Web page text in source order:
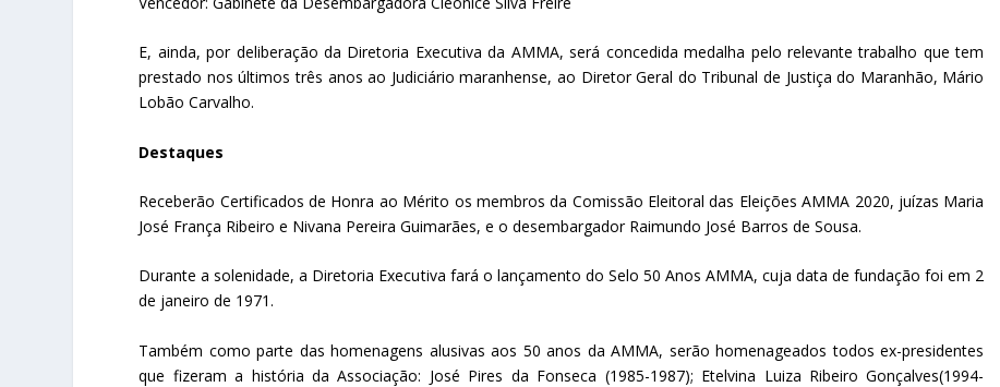
E, ainda, por deliberação da Diretoria Executiva da AMMA, será concedida medalha pelo relevante trabalho que tem
prestado nos últimos três anos ao Judiciário maranhense, ao Diretor Geral do Tribunal de Justiça do Maranhão, Mário
Lobão Carvalho.
Destaques
Receberão Certificados de Honra ao Mérito os membros da Comissão Eleitoral das Eleições AMMA 2020, juízas Maria
José França Ribeiro e Nivana Pereira Guimarães, e o desembargador Raimundo José Barros de Sousa.
Durante a solenidade, a Diretoria Executiva fará o lançamento do Selo 50 Anos AMMA, cuja data de fundação foi em 2
de janeiro de 1971.
Também como parte das homenagens alusivas aos 50 anos da AMMA, serão homenageados todos ex-presidentes
que fizeram a história da Associação: José Pires da Fonseca (1985-1987); Etelvina Luiza Ribeiro Gonçalves(1994-